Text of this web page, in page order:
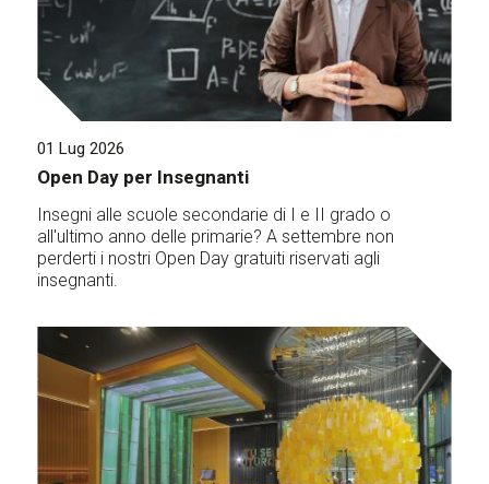
01 Lug 2026
Open Day per Insegnanti
Insegni alle scuole secondarie di I e II grado o
all'ultimo anno delle primarie? A settembre non
perderti i nostri Open Day gratuiti riservati agli
insegnanti.